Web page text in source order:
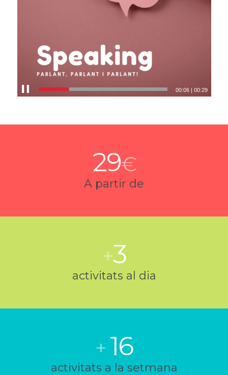
00:07 |00:29
29€
A partir de
+3
activitats al dia
+ 16
activitats a la setmana